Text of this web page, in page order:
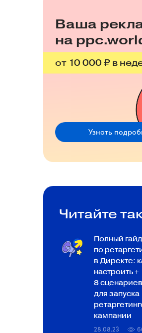
Ваша
на
от 10 000 ₽ в
Узнать
Читайте
Полный гайд
по
в Директе:
настроить +
8 сценариев
для запуска
кампании
28.08.23